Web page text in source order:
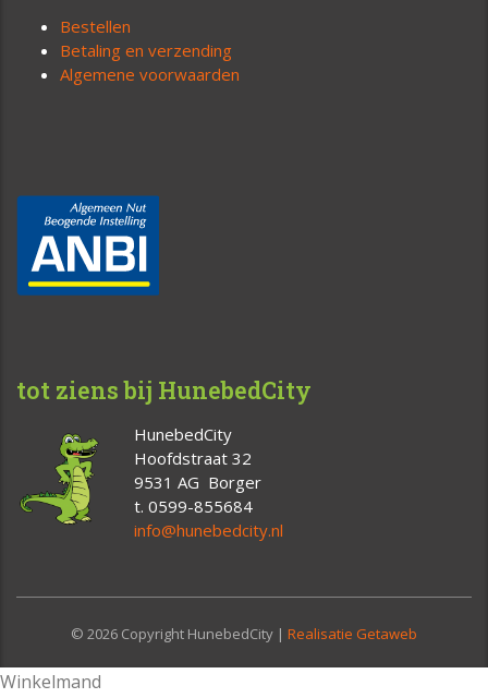
Bestellen
Betaling en verzending
Algemene voorwaarden
tot ziens bij HunebedCity
HunebedCity
Hoofdstraat 32
9531 AG Borger
t. 0599-855684
info@hunebedcity.nl
© 2026 Copyright HunebedCity | Realisatie Getaweb
Winkelmand